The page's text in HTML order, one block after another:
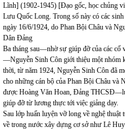
Lĩnh] (1902-1945) [Đạo gốc, học chủng
Lưu Quốc Long. Trong số này có các
ngày 16/6/1924, do Phan Bội Châu và
Dân Đảng
Ba tháng sau—nhờ sự giúp đỡ của các
—Nguyễn Sinh Côn giới thiệu một nhóm
thời, từ năm 1924, Nguyễn Sinh Côn đã
cho những cán bộ của Phan Bội Châu và
được Hoàng Văn Hoan, Đảng
giúp đỡ từ lương thực tới việc giảng dạy.
Sau lớp huấn luyện vỡ long về nghệ
về trong nước xây dựng cơ sở như Lê